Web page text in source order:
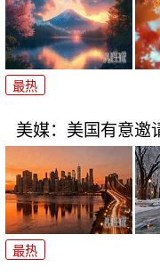
最热
美媒：美国有意邀
最热